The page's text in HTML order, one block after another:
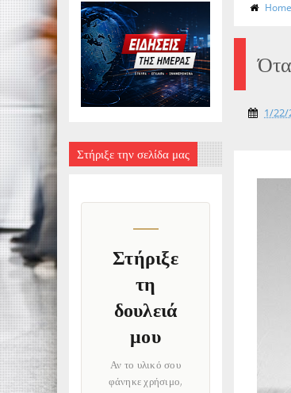
Στήριξε την σελίδα μας
Στήριξε
τη
δουλειά
μου
Αν το υλικό σου
φάνηκε χρήσιμο,
Home
1/22/